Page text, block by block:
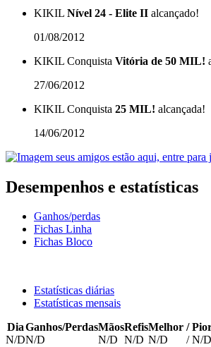
KIKIL Nível 24 - Elite II alcançado!
01/08/2012
KIKIL Conquista Vitória de 50 MIL!
27/06/2012
KIKIL Conquista 25 MIL! alcançada!
14/06/2012
Desempenhos e estatísticas
Ganhos/perdas
Fichas Linha
Fichas Bloco
Estatísticas diárias
Estatísticas mensais
DiaGanhos/PerdasMãosRefisMelhor /
N/DN/D N/D N/D N/D /N/D